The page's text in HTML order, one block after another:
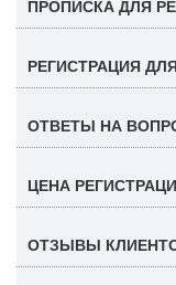
ПРОПИСКА ДЛЯ
РЕГИСТРАЦИЯ
ОТВЕТЫ НА
ЦЕНА
ОТЗЫВЫ